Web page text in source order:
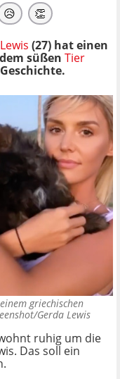
😥 👏
(27) hat einen
süßen Tier
griechischen
Gerda Lewis
ruhig um die
Das soll ein